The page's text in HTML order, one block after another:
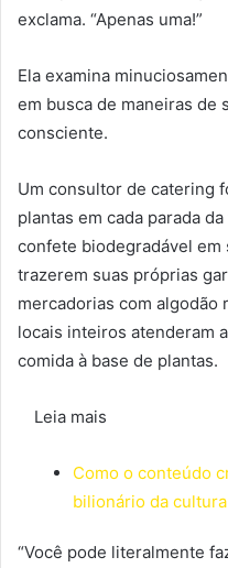
exclama. “Apenas uma!”
Ela examina
em busca de maneiras de
consciente.
Um consultor de catering
plantas em cada parada
confete biodegradável em
trazerem suas próprias
mercadorias com algodão
locais inteiros atenderam
comida à base de plantas.
Leia mais
Como o conteúdo
bilionário da
“Você pode literalmente